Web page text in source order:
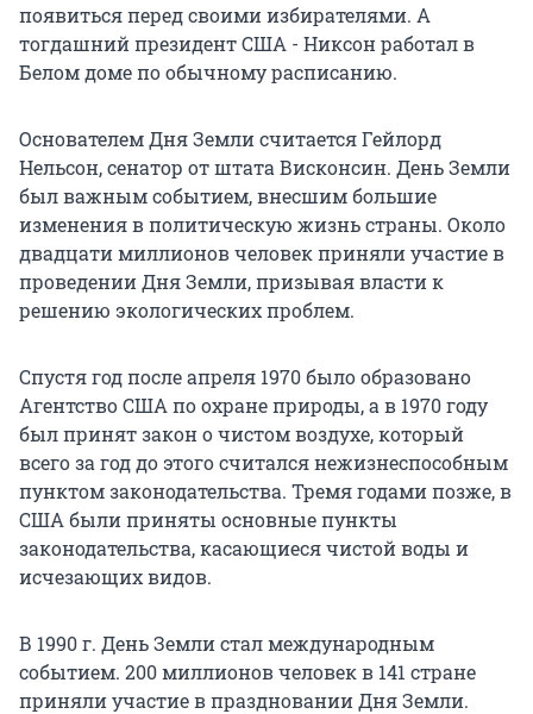
появиться перед своими избирателями. А
тогдашний президент США - Никсон работал в
Белом доме по обычному расписанию.
Основателем Дня Земли считается Гейлорд
Нельсон, сенатор от штата Висконсин. День Земли
был важным событием, внесшим большие
изменения в политическую жизнь страны. Около
двадцати миллионов человек приняли участие в
проведении Дня Земли, призывая власти к
решению экологических проблем.
Спустя год после апреля 1970 было образовано
Агентство США по охране природы, а в 1970 году
был принят закон о чистом воздухе, который
всего за год до этого считался нежизнеспособным
пунктом законодательства. Тремя годами позже, в
США были приняты основные пункты
законодательства, касающиеся чистой воды и
исчезающих видов.
В 1990 г. День Земли стал международным
событием. 200 миллионов человек в 141 стране
приняли участие в праздновании Дня Земли.